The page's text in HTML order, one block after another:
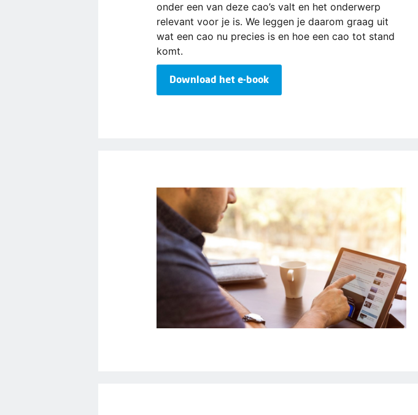
onder een van deze cao’s valt en het onderwerp
relevant voor je is. We leggen je daarom graag uit
wat een cao nu precies is en hoe een cao tot stand
komt.
Download het e-book